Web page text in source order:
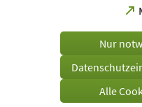
Nur
Alle